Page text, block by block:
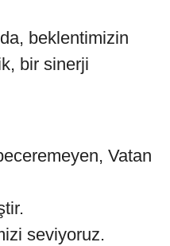
beklentimizin
bir sinerji
Vatan
seviyoruz.